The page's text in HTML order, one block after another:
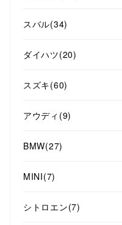
スバル(34)
ダイハツ(20)
スズキ(60)
アウディ (9)
BMW(27)
MINI(7)
シトロエン(7)